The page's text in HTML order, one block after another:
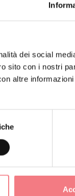
dei social
sito con i nostri
altre
Bassa e poi
salti d’acqua.
verso le Pale